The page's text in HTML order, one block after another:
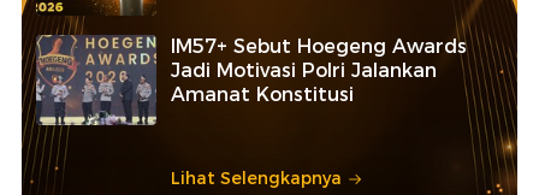
IM57+ Sebut Hoegeng Awards
Jadi Motivasi Polri Jalankan
Amanat Konstitusi
Lihat Selengkapnya